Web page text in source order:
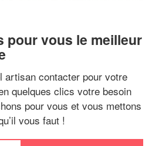
pour vous le meilleur
artisan contacter pour votre
quelques clics votre besoin
pour vous et vous mettons
vous faut !